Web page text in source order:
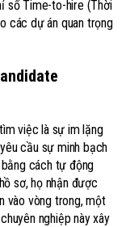
số Time-to-hire (Thời
các dự án quan trọng
việc là sự im lặng
cầu sự minh bạch
cách tự động
sơ, họ nhận được
vào vòng trong, một
nghiệp này xây